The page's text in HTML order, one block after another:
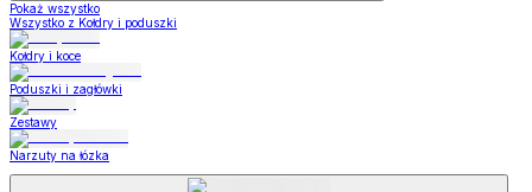
Pokaż wszystko
Wszystko z Kołdry i poduszki
Kołdry i koce
Poduszki i zagłówki
Zestawy
Narzuty na łózka